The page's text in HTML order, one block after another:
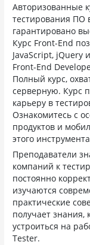
Авторизованные
тестирования ПО
гарантировано
Курс Front-End
JavaScript, jQuery
Front-End
Полный курс,
серверную. Курс
карьеру в
Ознакомитесь с
продуктов и
этого
Преподаватели
компаний к
постоянно
изучаются
практические
получает знания,
устроиться на
Tester.